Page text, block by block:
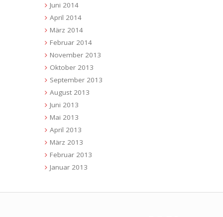
Juni 2014
April 2014
März 2014
Februar 2014
November 2013
Oktober 2013
September 2013
August 2013
Juni 2013
Mai 2013
April 2013
März 2013
Februar 2013
Januar 2013